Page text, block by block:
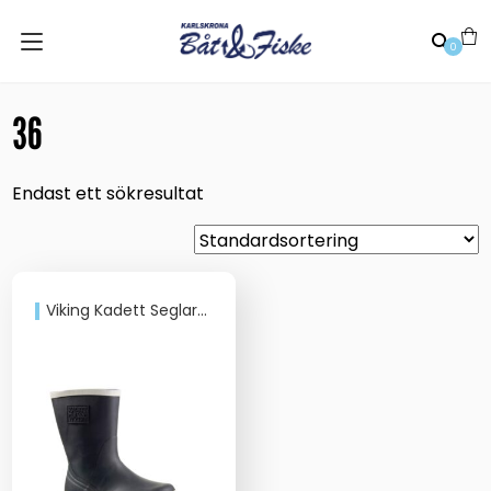
0
36
Endast ett sökresultat
Viking Kadett Seglarstövel